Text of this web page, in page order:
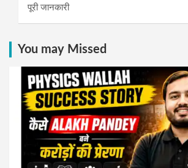
पूरी जानकारी
You may Missed